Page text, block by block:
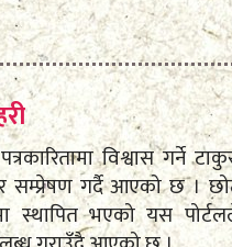
विश्वास गर्ने
सम्प्रेषण गर्दै आएको छ ।
स्थापित भएको यस